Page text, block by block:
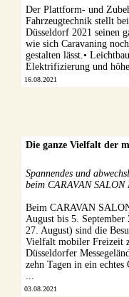
Der Plattform- und
Fahrzeugtechnik stellt
Düsseldorf 2021 seinen
wie sich Caravaning
gestalten lässt.•
Elektrifizierung und
16.08.2021
Die ganze Vielfalt der
Spannendes und
beim CARAVAN SALON
Beim CARAVAN
August bis 5. September
27. August) sind die
Vielfalt mobiler Freizeit
Düsseldorfer
zehn Tagen in ein
03.08.2021